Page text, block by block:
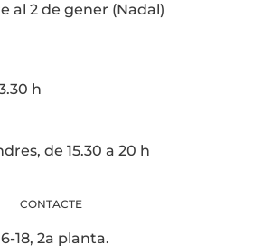
al 2 de gener (Nadal)
h
de 15.30 a 20 h
CONTACTE
18, 2a planta.